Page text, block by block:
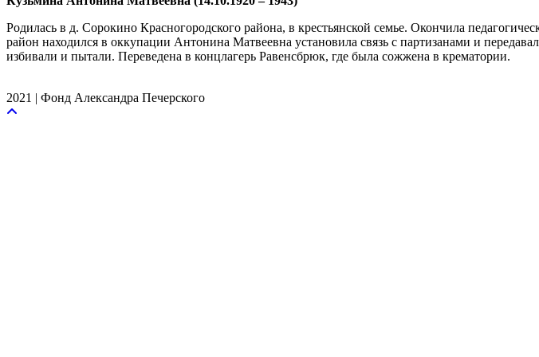
Родилась в д. Сорокино Красногородского района, в крестьянской семье. Окончила
район находился в оккупации Антонина Матвеевна установила связь с партизанами и
избивали и пытали. Переведена в концлагерь Равенсбрюк, где была сожжена в крематории.
2021 | Фонд Александра Печерского